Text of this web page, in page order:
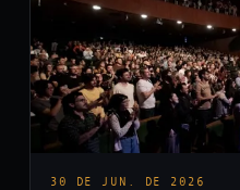
30 DE JUN. DE 2026